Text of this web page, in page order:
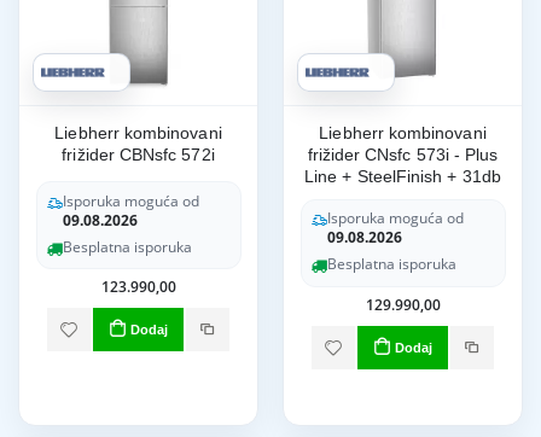
Liebherr kombinovani
frižider CBNsfc 572i
Isporuka moguća od
09.08.2026
Besplatna isporuka
123.990,00
Dodaj
Liebherr kombinovani
frižider CNsfc 573i - Plus
Line + SteelFinish + 31db
Isporuka moguća od
09.08.2026
Besplatna isporuka
129.990,00
Dodaj